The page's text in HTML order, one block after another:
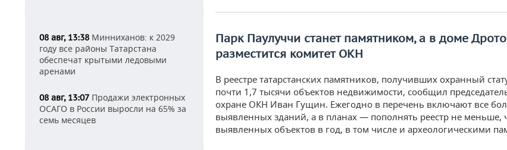
08 авг, 13:38 Минниханов: к 2029
году все районы Татарстана
обеспечат крытыми ледовыми
аренами
08 авг, 13:07 Продажи электронных
ОСАГО в России выросли на 65% за
семь месяцев
Парк Паулуччи станет памятником, а в доме
разместится комитет ОКН
В реестре татарстанских памятников, получивших охранный
почти 1,7 тысячи объектов недвижимости, сообщил
охране ОКН Иван Гущин. Ежегодно в перечень включают все
выявленных зданий, а в планах — пополнять реестр не меньше,
выявленных объектов в год, в том числе и археологическими